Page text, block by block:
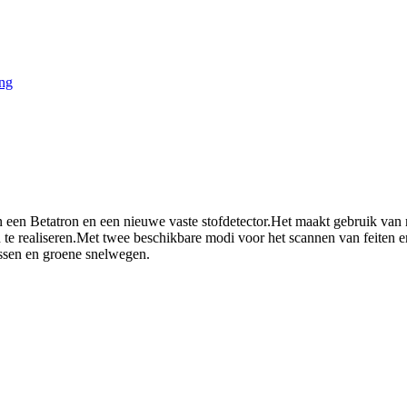
Betatron en een nieuwe vaste stofdetector.Het maakt gebruik
realiseren.Met twee beschikbare modi voor het scannen van
en groene snelwegen.